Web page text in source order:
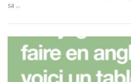
sa …